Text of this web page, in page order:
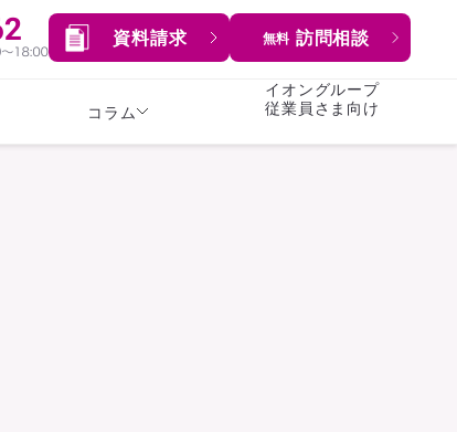
資料請求 無料 訪問相談
コラム
イオングループ
従業員さま向け